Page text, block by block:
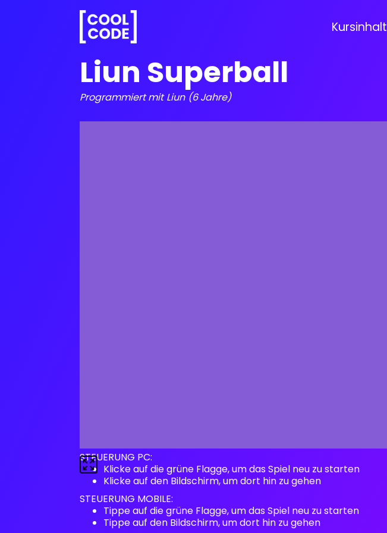
Liun Superball
Programmiert mit Liun (6 Jahre)
STEUERUNG PC:
Klicke auf die grüne Flagge, um das Spiel neu zu starten
Klicke auf den Bildschirm, um dort hin zu gehen
STEUERUNG MOBILE:
Tippe auf die grüne Flagge, um das Spiel neu zu starten
Tippe auf den Bildschirm, um dort hin zu gehen
Kursinhalt